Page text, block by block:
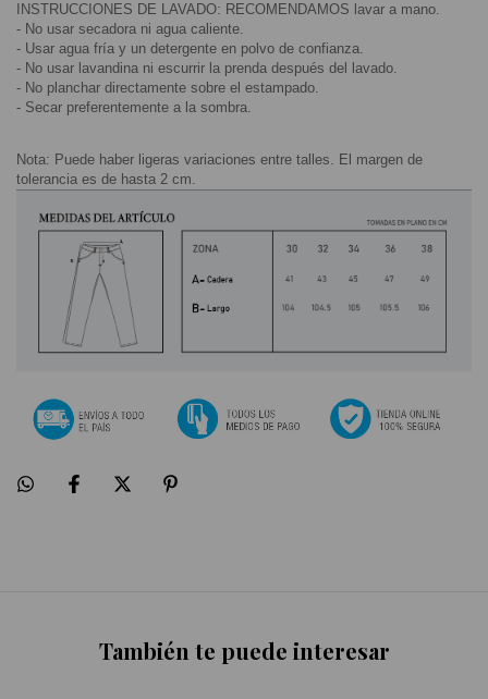
INSTRUCCIONES DE LAVADO: RECOMENDAMOS lavar a mano.
- No usar secadora ni agua caliente.
- Usar agua fría y un detergente en polvo de confianza.
- No usar lavandina ni escurrir la prenda después del lavado.
- No planchar directamente sobre el estampado.
- Secar preferentemente a la sombra.
Nota: Puede haber ligeras variaciones entre talles. El margen de
tolerancia es de hasta 2 cm.
También te puede interesar